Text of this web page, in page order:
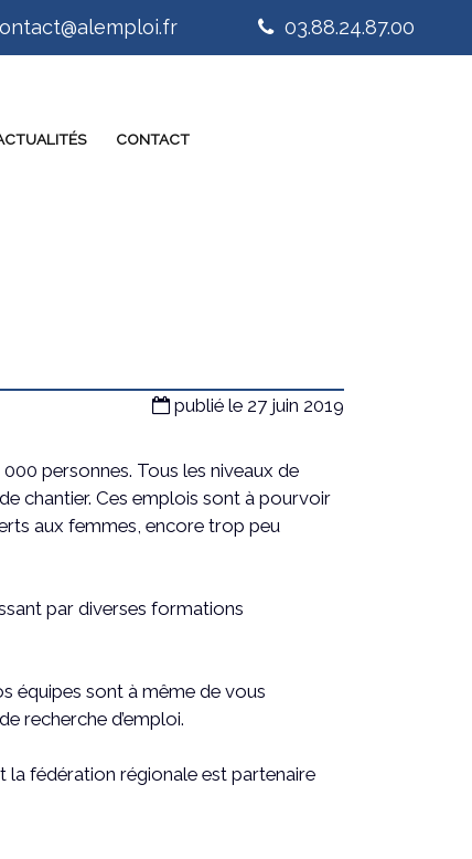
CONTACT
03.88.24.87.00
publié le 27 juin 2019
personnes. Tous les niveaux de
chantier. Ces emplois sont à pourvoir
aux femmes, encore trop peu
par diverses formations
équipes sont à même de vous
recherche d’emploi.
la fédération régionale est partenaire